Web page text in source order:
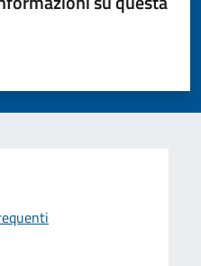
su 5